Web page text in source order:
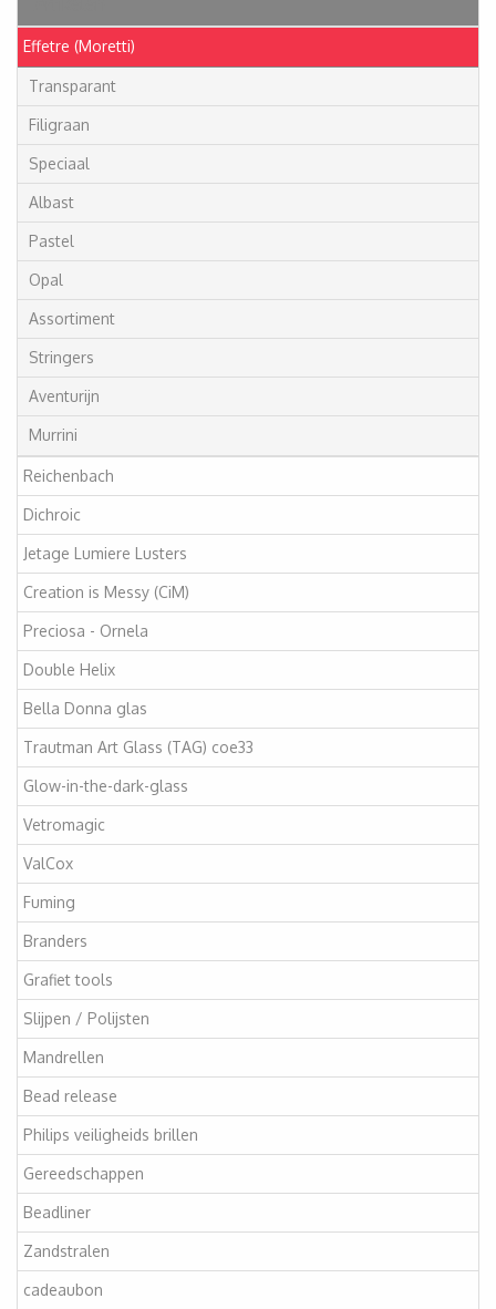
Effetre (Moretti)
Transparant
Filigraan
Speciaal
Albast
Pastel
Opal
Assortiment
Stringers
Aventurijn
Murrini
Reichenbach
Dichroic
Jetage Lumiere Lusters
Creation is Messy (CiM)
Preciosa - Ornela
Double Helix
Bella Donna glas
Trautman Art Glass (TAG) coe33
Glow-in-the-dark-glass
Vetromagic
ValCox
Fuming
Branders
Grafiet tools
Slijpen / Polijsten
Mandrellen
Bead release
Philips veiligheids brillen
Gereedschappen
Beadliner
Zandstralen
cadeaubon